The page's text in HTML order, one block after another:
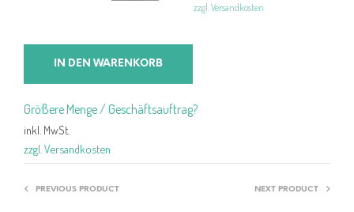
zzgl. Versandkosten
IN DEN WARENKORB
Größere Menge / Geschäftsauftrag?
inkl. MwSt.
zzgl. Versandkosten
PREVIOUS PRODUCT NEXT PRODUCT